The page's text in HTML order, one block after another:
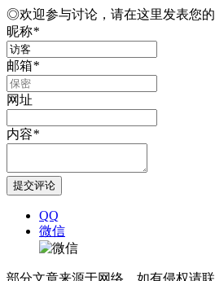
◎欢迎参与讨论，请在这里发表您的
昵称*
邮箱*
网址
内容*
QQ
微信